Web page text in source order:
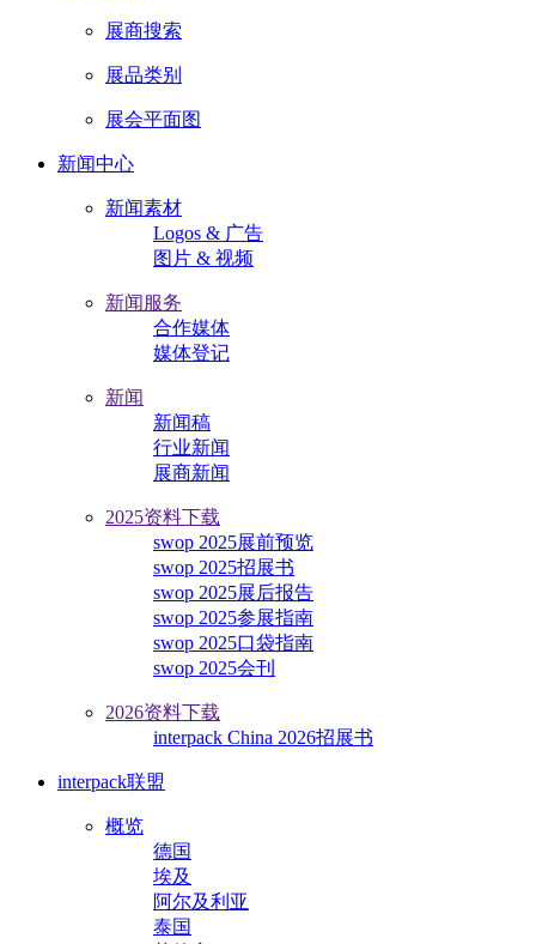
展商搜索
展品类别
展会平面图
新闻中心
新闻素材
Logos & 广告
图片 & 视频
新闻服务
合作媒体
媒体登记
新闻
新闻稿
行业新闻
展商新闻
2025资料下载
swop 2025展前预览
swop 2025招展书
swop 2025展后报告
swop 2025参展指南
swop 2025口袋指南
swop 2025会刊
2026资料下载
interpack China 2026招展书
interpack联盟
概览
德国
埃及
阿尔及利亚
泰国